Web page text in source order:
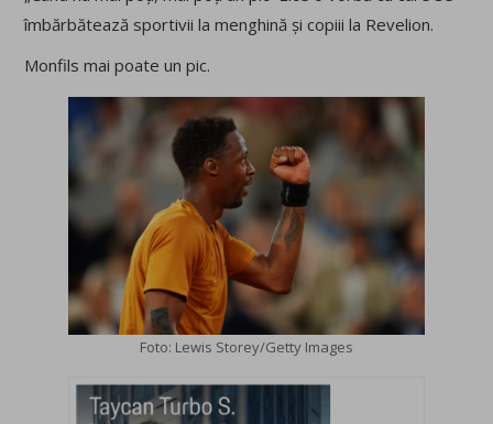
îmbărbătează sportivii la menghină și copiii la Revelion.
Monfils mai poate un pic.
Foto: Lewis Storey/Getty Images